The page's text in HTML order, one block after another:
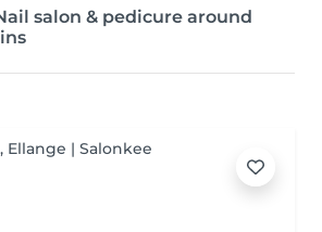
salon & pedicure around